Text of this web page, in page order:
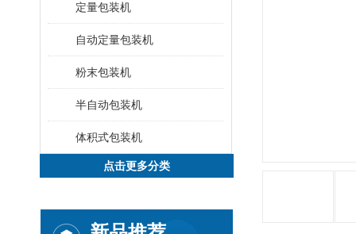
定量包装机
自动定量包装机
粉末包装机
半自动包装机
体积式包装机
点击更多分类